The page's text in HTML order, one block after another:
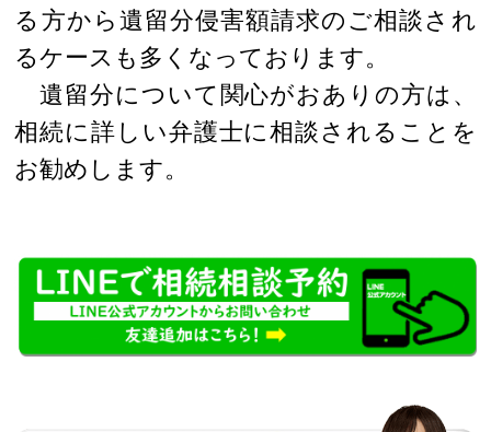
る方から遺留分侵害額請求のご相談され
るケースも多くなっております。
遺留分について関心がおありの方は、
相続に詳しい弁護士に相談されることを
お勧めします。